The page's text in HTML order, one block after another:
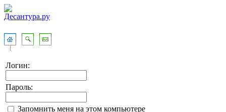
Логин:
Пароль:
Запомнить меня на этом компьютере